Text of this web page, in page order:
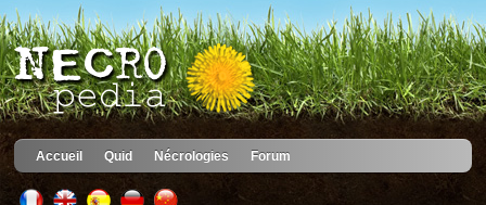
Accueil Quid Nécrologies Forum